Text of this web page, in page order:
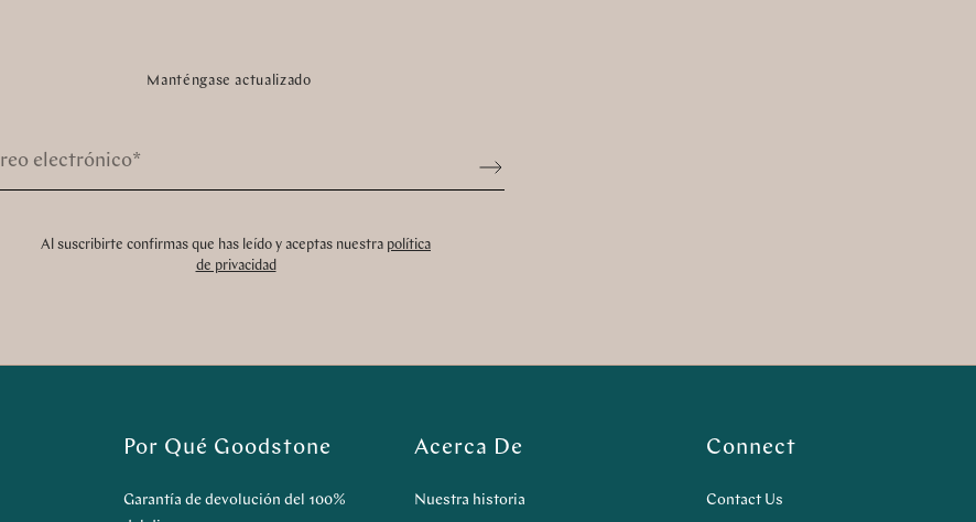
Manténgase actualizado
Sign up
Al suscribirte confirmas que has leído y aceptas nuestra política
de privacidad
Por Qué Goodstone
Garantía de devolución del 100%
Acerca De
Nuestra historia
Connect
Contact Us